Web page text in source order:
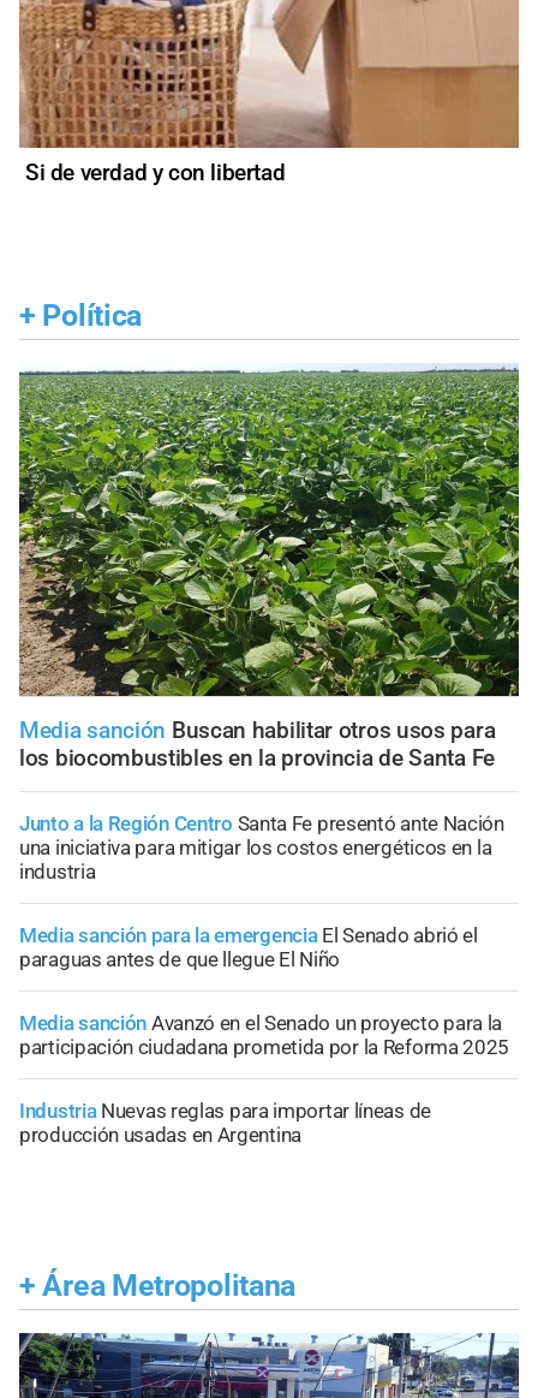
Si de verdad y con libertad
+ Política
Media sanción Buscan habilitar otros usos para
los biocombustibles en la provincia de Santa Fe
Junto a la Región Centro Santa Fe presentó ante Nación
una iniciativa para mitigar los costos energéticos en la
industria
Media sanción para la emergencia El Senado abrió el
paraguas antes de que llegue El Niño
Media sanción Avanzó en el Senado un proyecto para la
participación ciudadana prometida por la Reforma 2025
Industria Nuevas reglas para importar líneas de
producción usadas en Argentina
+ Área Metropolitana